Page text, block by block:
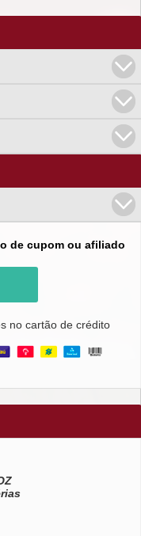
de cupom ou afiliado
no cartão de crédito